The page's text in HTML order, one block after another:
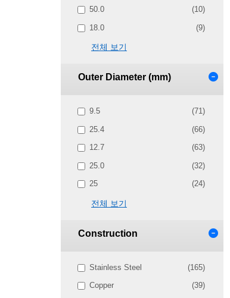
50.0 (10)
18.0 (9)
전체 보기
Outer Diameter (mm)
9.5 (71)
25.4 (66)
12.7 (63)
25.0 (32)
25 (24)
전체 보기
Construction
Stainless Steel (165)
Copper (39)